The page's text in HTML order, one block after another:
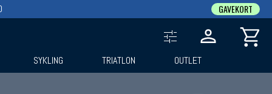
GAVEKORT
SYKLING TRIATLON OUTLET